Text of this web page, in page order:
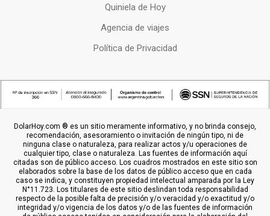
Quiniela de Hoy
Agencia de viajes
Política de Privacidad
DolarHoy.com ® es un sitio meramente informativo, y no brinda consejo,
recomendación, asesoramiento o invitación de ningún tipo, ni de
ninguna clase o naturaleza, para realizar actos y/u operaciones de
cualquier tipo, clase o naturaleza. Las fuentes de información aquí
citadas son de público acceso. Los cuadros mostrados en este sitio son
elaborados sobre la base de los datos de público acceso que en cada
caso se indica, y constituyen propiedad intelectual amparada por la Ley
N°11.723. Los titulares de este sitio deslindan toda responsabilidad
respecto de la posible falta de precisión y/o veracidad y/o exactitud y/o
integridad y/o vigencia de los datos y/o de las fuentes de información